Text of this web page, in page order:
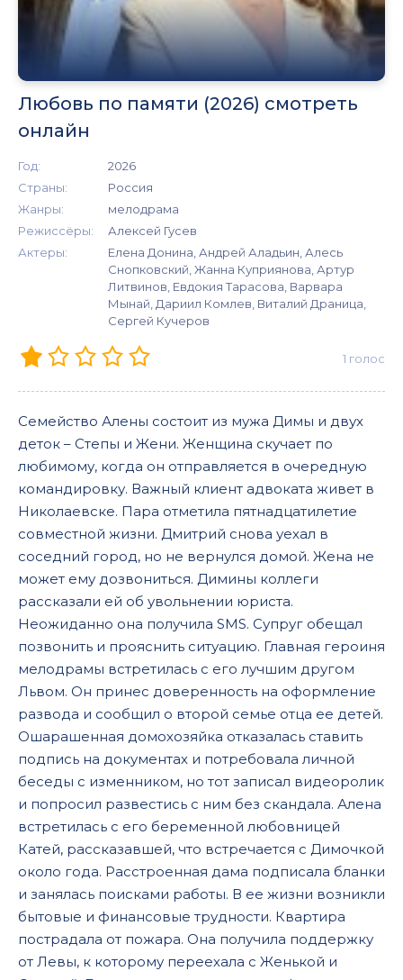
Любовь по памяти (2026) смотреть
онлайн
Год:
2026
Страны:
Россия
Жанры:
мелодрама
Режиссёры:
Алексей Гусев
Актеры:
Елена Донина, Андрей Аладьин, Алесь
Снопковский, Жанна Куприянова, Артур
Литвинов, Евдокия Тарасова, Варвара
Мынай, Дариил Комлев, Виталий Драница,
Сергей Кучеров
1 голос
Семейство Алены состоит из мужа Димы и двух
деток – Степы и Жени. Женщина скучает по
любимому, когда он отправляется в очередную
командировку. Важный клиент адвоката живет в
Николаевске. Пара отметила пятнадцатилетие
совместной жизни. Дмитрий снова уехал в
соседний город, но не вернулся домой. Жена не
может ему дозвониться. Димины коллеги
рассказали ей об увольнении юриста.
Неожиданно она получила SMS. Супруг обещал
позвонить и прояснить ситуацию. Главная героиня
мелодрамы встретилась с его лучшим другом
Львом. Он принес доверенность на оформление
развода и сообщил о второй семье отца ее детей.
Ошарашенная домохозяйка отказалась ставить
подпись на документах и потребовала личной
беседы с изменником, но тот записал видеоролик
и попросил развестись с ним без скандала. Алена
встретилась с его беременной любовницей
Катей, рассказавшей, что встречается с Димочкой
около года. Расстроенная дама подписала бланки
и занялась поисками работы. В ее жизни возникли
бытовые и финансовые трудности. Квартира
пострадала от пожара. Она получила поддержку
от Левы, к которому переехала с Женькой и